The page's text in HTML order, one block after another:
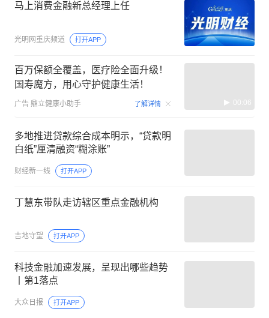
马上消费金融新总经理上任
光明网重庆频道 打开APP
百万保额全覆盖，医疗险全面升级！
国寿魔方，用心守护健康生活！
广告 鼎立健康小助手 了解详情 00:06
多地推进贷款综合成本明示，“贷款明
白纸”厘清融资“糊涂账”
财经新一线 打开APP
丁慧东带队走访辖区重点金融机构
吉地守望 打开APP
科技金融加速发展，呈现出哪些趋势
丨第1落点
大众日报 打开APP